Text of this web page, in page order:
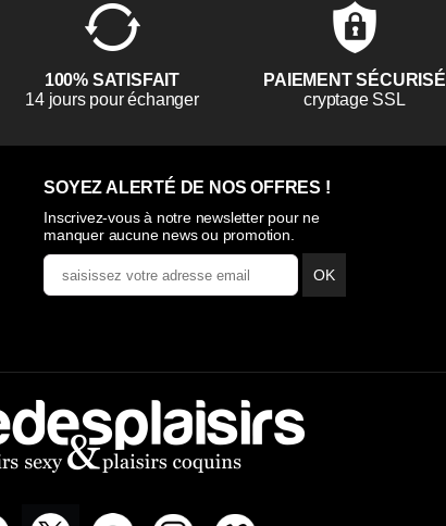
100% SATISFAIT
14 jours pour échanger
PAIEMENT SÉCURISÉ
cryptage SSL
SOYEZ ALERTÉ DE NOS OFFRES !
Inscrivez-vous à notre newsletter pour ne
manquer aucune news ou promotion.
OK